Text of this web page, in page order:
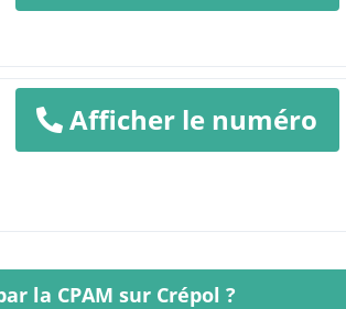
Afficher le numéro
la CPAM sur Crépol ?